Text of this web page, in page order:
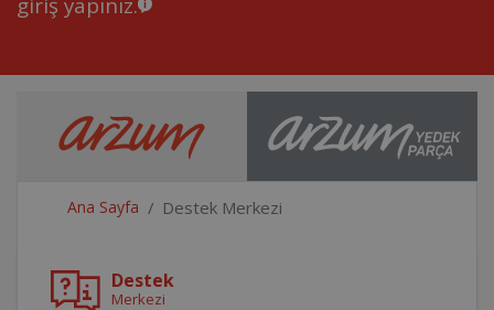
Ana Sayfa Destek Merkezi
Destek
Merkezi